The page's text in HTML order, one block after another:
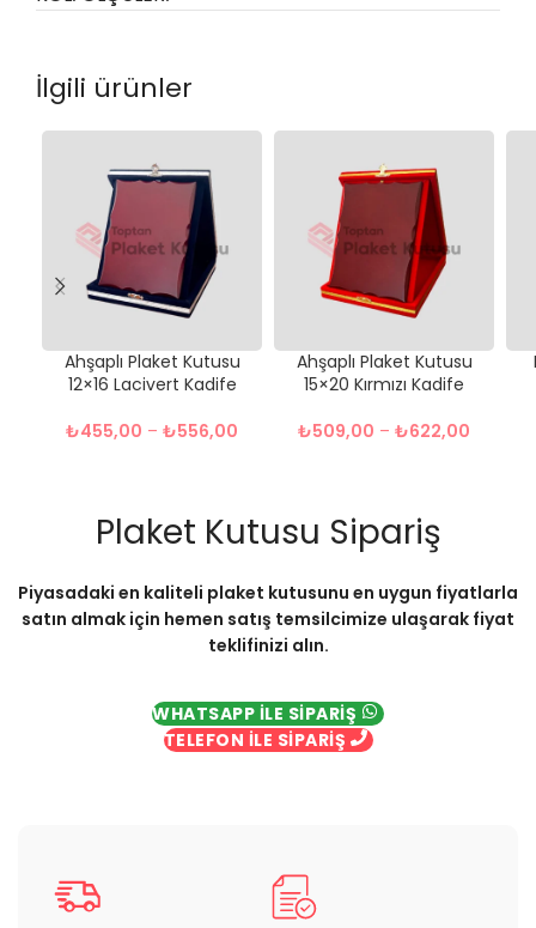
İlgili ürünler
Ahşaplı Plaket Kutusu
12×16 Lacivert Kadife
₺455,00 – ₺556,00
Ahşaplı Plaket Kutusu
15×20 Kırmızı Kadife
₺509,00 – ₺622,00
Plaket Kutusu Sipariş
Piyasadaki en kaliteli plaket kutusunu en uygun fiyatlarla
satın almak için hemen satış temsilcimize ulaşarak fiyat
teklifinizi alın.
WHATSAPP İLE SİPARİŞ
TELEFON İLE SİPARİŞ